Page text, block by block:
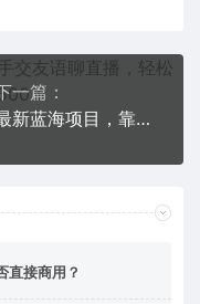
一篇：
最新蓝海项目，靠禁止废话视频变现，一部手机，小白轻松月入过万！
直接商用？